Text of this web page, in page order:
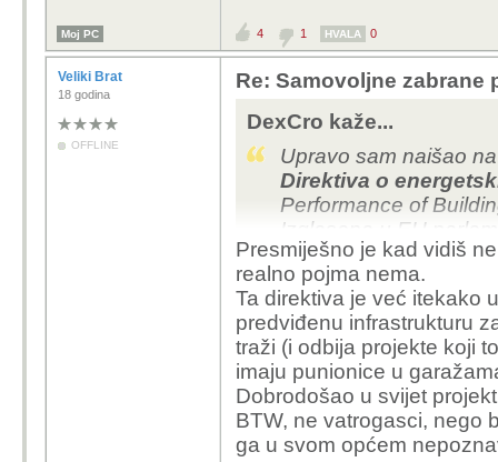
Moj PC 4 1 HVALA 0
Veliki Brat
18 godina
OFFLINE
Re: Samovoljne
DexCro kaže...
Upravo sam naišao
Direktiva o
Performance of
Izglasana u EU
snagu 28.05.2024.
To što je direktiva
države članice
Što EPBD (ukratko)
- više punionica u
- obaveznu pripremu
- “smart charging”
- mogućnost
Presmiješno je kad vidiš
realno pojma nema.
Ta direktiva je već itekako
predviđenu infrastrukturu
traži (i odbija projekte koji
imaju punionice u
Dobrodošao u svijet
BTW, ne vatrogasci, nego
ga u svom općem